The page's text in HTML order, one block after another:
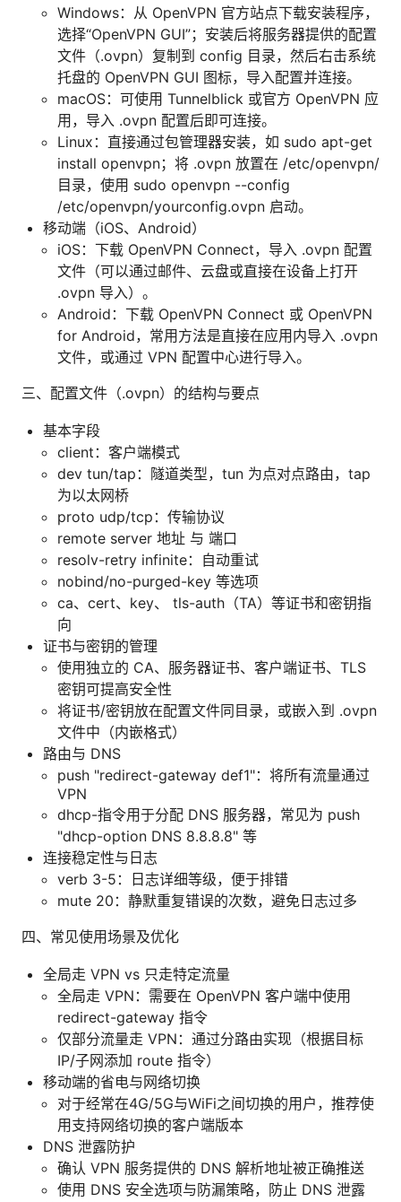
Windows：从 OpenVPN 官方站点下载安装程序，
选择“OpenVPN GUI”；安装后将服务器提供的配置
文件（.ovpn）复制到 config 目录，然后右击系统
托盘的 OpenVPN GUI 图标，导入配置并连接。
macOS：可使用 Tunnelblick 或官方 OpenVPN 应
用，导入 .ovpn 配置后即可连接。
Linux：直接通过包管理器安装，如 sudo apt-get
install openvpn；将 .ovpn 放置在 /etc/openvpn/
目录，使用 sudo openvpn --config
/etc/openvpn/yourconfig.ovpn 启动。
移动端（iOS、Android）
iOS：下载 OpenVPN Connect，导入 .ovpn 配置
文件（可以通过邮件、云盘或直接在设备上打开
.ovpn 导入）。
Android：下载 OpenVPN Connect 或 OpenVPN
for Android，常用方法是直接在应用内导入 .ovpn
文件，或通过 VPN 配置中心进行导入。
三、配置文件（.ovpn）的结构与要点
基本字段
client：客户端模式
dev tun/tap：隧道类型，tun 为点对点路由，tap
为以太网桥
proto udp/tcp：传输协议
remote server 地址 与 端口
resolv-retry infinite：自动重试
nobind/no-purged-key 等选项
ca、cert、key、 tls-auth（TA）等证书和密钥指
向
证书与密钥的管理
使用独立的 CA、服务器证书、客户端证书、TLS
密钥可提高安全性
将证书/密钥放在配置文件同目录，或嵌入到 .ovpn
文件中（内嵌格式）
路由与 DNS
push "redirect-gateway def1"：将所有流量通过
VPN
dhcp-指令用于分配 DNS 服务器，常见为 push
"dhcp-option DNS 8.8.8.8" 等
连接稳定性与日志
verb 3-5：日志详细等级，便于排错
mute 20：静默重复错误的次数，避免日志过多
四、常见使用场景及优化
全局走 VPN vs 只走特定流量
全局走 VPN：需要在 OpenVPN 客户端中使用
redirect-gateway 指令
仅部分流量走 VPN：通过分路由实现（根据目标
IP/子网添加 route 指令）
移动端的省电与网络切换
对于经常在4G/5G与WiFi之间切换的用户，推荐使
用支持网络切换的客户端版本
DNS 泄露防护
确认 VPN 服务提供的 DNS 解析地址被正确推送
使用 DNS 安全选项与防漏策略，防止 DNS 泄露